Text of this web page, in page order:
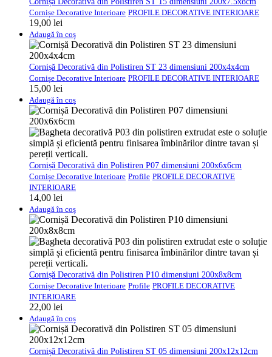
Cornișe Decorative Interioare PROFILE DECORATIVE INTERIOARE
19,00 lei
Adaugă în coș
Cornișă Decorativă din Polistiren ST 23 dimensiuni 200x4x4cm
Cornișe Decorative Interioare PROFILE DECORATIVE INTERIOARE
15,00 lei
Adaugă în coș
Cornișă Decorativă din Polistiren P07 dimensiuni 200x6x6cm
Cornișe Decorative Interioare Profile PROFILE DECORATIVE
INTERIOARE
14,00 lei
Adaugă în coș
Cornișă Decorativă din Polistiren P10 dimensiuni 200x8x8cm
Cornișe Decorative Interioare Profile PROFILE DECORATIVE
INTERIOARE
22,00 lei
Adaugă în coș
Cornișă Decorativă din Polistiren ST 05 dimensiuni 200x12x12cm